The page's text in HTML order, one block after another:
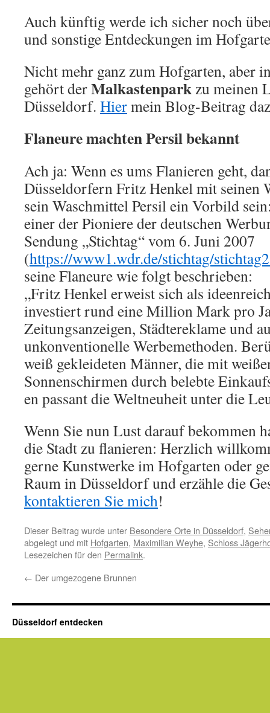
Auch künftig werde ich sicher noch
und sonstige Entdeckungen im
Nicht mehr ganz zum Hofgarten, aber
gehört derMalkastenparkzu meinen
Düsseldorf. Hiermein Blog-Beitrag
Flaneure machten Persil bekannt
Ach ja: Wenn es ums Flanieren geht,
Düsseldorfern Fritz Henkel mit seinen
sein Waschmittel Persil ein Vorbild
einer der Pioniere der deutschen
Sendung „Stichtag“ vom 6. Juni 2007
(https://www1.wdr.de/stichtag/
seine Flaneure wie folgt beschrieben:
„Fritz Henkel erweist sich als
investiert rund eine Million Mark pro
Zeitungsanzeigen, Städtereklame und
unkonventionelle Werbemethoden.
weiß gekleideten Männer, die mit
Sonnenschirmen durch belebte
en passant die Weltneuheit unter die
Wenn Sie nun Lust darauf bekommen
die Stadt zu flanieren: Herzlich
gerne Kunstwerke im Hofgarten oder
Raum in Düsseldorf und erzähle die
kontaktieren Sie mich!
Dieser Beitrag wurde unter Besondere Orte in Düsseldorf,
abgelegt und mit Hofgarten, Maximilian Weyhe, Schloss
Lesezeichen für den Permalink.
← Der umgezogene Brunnen
Düsseldorf entdecken